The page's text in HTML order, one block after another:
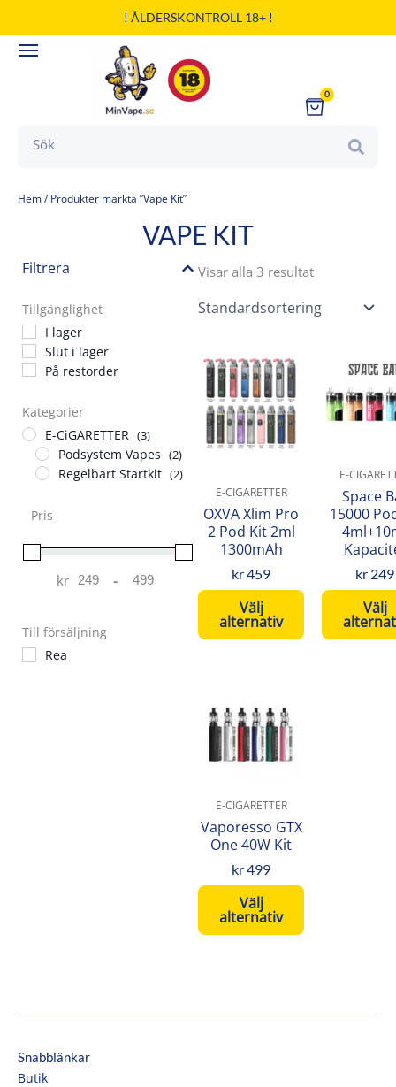
till
innehåll
! ÅLDERSKONTROLL 18+ !
0
Cart
Hem/ Produkter märkta ”Vape Kit”
VAPE KIT
Filtrera
Tillgänglighet
I lager
Slut i lager
På restorder
Kategorier
E-CiGARETTER (3)
Podsystem Vapes (2)
Regelbart Startkit (2)
Pris
kr Minimum Price
-
Maximum Price
Till försäljning
Rea
Visar alla 3 resultat
E-CIGARETTER
OXVA Xlim Pro
2 Pod Kit 2ml
1300mAh
kr459
Välj
alternativ
Den
här
produkten
har
flera
De
olika
alternativen
kan
väljas
på
produktsidan
E-
Space
15000
kr 249
Välj
har
De
kan
på
E-CIGARETTER
Vaporesso GTX
One 40W Kit
kr499
Välj
alternativ
här
produkten
har
varianter.
olika
alternativen
kan
väljas
på
Snabblänkar
Butik